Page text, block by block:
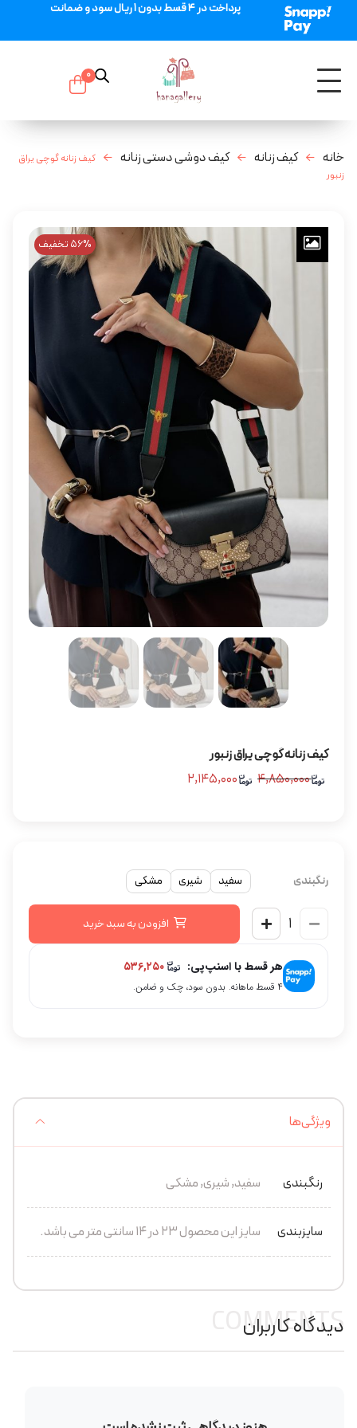
پرداخت در 4 قسط بدون 1 ریال سود و ضمانت
0
خانه کیف زنانه کیف دوشی دستی زنانه
کیف زنانه گوچی یراق
زنبور
56% تخفیف
کیف زنانه گوچی یراق زنبور
۴,۸۵۰,۰۰۰
رنگبندی سفید شیری مشکی
افزودن به سبد خرید
هر قسط با اسنپ‌پی:
۴ قسط ماهانه. بدون سود، چک و ضامن.
ویژگی‌ها
رنگبندی سفید, شیری, مشکی
سایزبندی سایز این محصول 23 در 14 سانتی متر می باشد.
دیدگاه کاربران
COMMENTS